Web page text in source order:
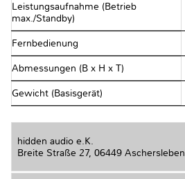
Leistungsaufnahme (Betrieb
max./Standby)
Fernbedienung
Abmessungen (B x H x T)
Gewicht (Basisgerät)
hidden audio e.K.
Breite Straße 27, 06449 Aschersleben